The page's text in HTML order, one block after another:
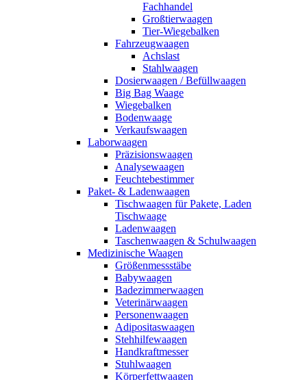
Fachhandel
Großtierwaagen
Tier-Wiegebalken
Fahrzeugwaagen
Achslast
Stahlwaagen
Dosierwaagen / Befüllwaagen
Big Bag Waage
Wiegebalken
Bodenwaage
Verkaufswaagen
Laborwaagen
Präzisionswaagen
Analysewaagen
Feuchtebestimmer
Paket- & Ladenwaagen
Tischwaagen für Pakete, Laden
Tischwaage
Ladenwaagen
Taschenwaagen & Schulwaagen
Medizinische Waagen
Größenmessstäbe
Babywaagen
Badezimmerwaagen
Veterinärwaagen
Personenwaagen
Adipositaswaagen
Stehhilfewaagen
Handkraftmesser
Stuhlwaagen
Körperfettwaagen